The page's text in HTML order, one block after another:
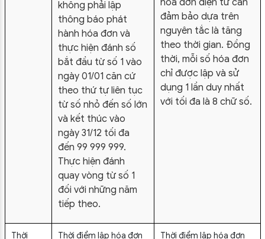
không phải lập
thông báo phát
hành hóa đơn và
thực hiện đánh số
bắt đầu từ số 1 vào
ngày 01/01 căn cứ
theo thứ tự liên tục
từ số nhỏ đến số lớn
và kết thúc vào
ngày 31/12 tối đa
đến 99 999 999.
Thực hiện đánh
quay vòng từ số 1
đối với những năm
tiếp theo.
hóa đơn điện tử cần
đảm bảo dựa trên
nguyên tắc là tăng
theo thời gian. Đồng
thời, mỗi số hóa đơn
chỉ được lập và sử
dụng 1 lần duy nhất
với tối đa là 8 chữ số.
Thời
Thời điểm lập hóa đơn
Thời điểm lập hóa đơn